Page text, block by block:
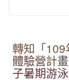
轉知「109
體驗營計
子暑期游